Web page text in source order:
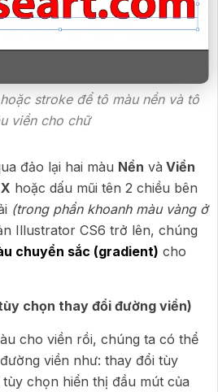
stroke để tô màu nền và tô
viền cho chữ
đảo lại hai màu Nền và Viền
hoặc dấu mũi tên 2 chiều bên
(trong phần khoanh màu vàng ở
Illustrator CS6 trở lên, chúng
chuyển sắc (gradient) cho
chọn thay đổi đường viền)
cho viền rồi, chúng ta có thể
viền như: thay đổi tùy
chọn hiển thị đầu mút của